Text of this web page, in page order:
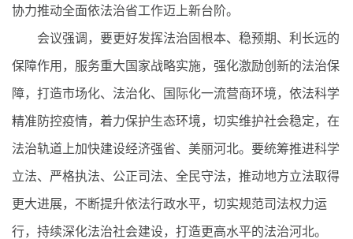
协力推动全面依法治省工作迈上新台阶。
会议强调，要更好发挥法治固根本、稳预期、利长远的
保障作用，服务重大国家战略实施，强化激励创新的法治保
障，打造市场化、法治化、国际化一流营商环境，依法科学
精准防控疫情，着力保护生态环境，切实维护社会稳定，在
法治轨道上加快建设经济强省、美丽河北。要统筹推进科学
立法、严格执法、公正司法、全民守法，推动地方立法取得
更大进展，不断提升依法行政水平，切实规范司法权力运
行，持续深化法治社会建设，打造更高水平的法治河北。